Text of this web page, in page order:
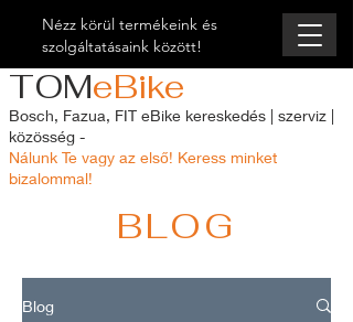
Nézz körül termékeink és
szolgáltatásaink között!
TOMeBike
Bosch, Fazua, FIT eBike kereskedés | szerviz |
közösség -
Nálunk Te vagy az első! Keress minket
bizalommal!
BLOG
Blog